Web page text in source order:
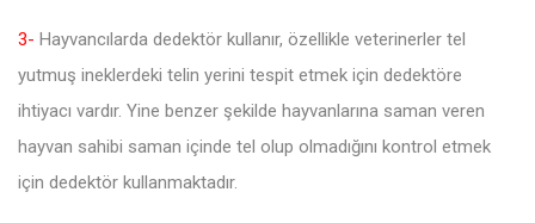
3- Hayvancılarda dedektör kullanır, özellikle veterinerler tel
yutmuş ineklerdeki telin yerini tespit etmek için dedektöre
ihtiyacı vardır. Yine benzer şekilde hayvanlarına saman veren
hayvan sahibi saman içinde tel olup olmadığını kontrol etmek
için dedektör kullanmaktadır.